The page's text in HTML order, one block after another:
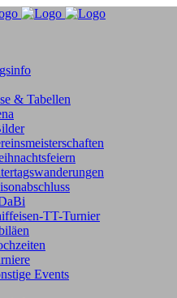
& Tabellen
TT-Turnier
Events